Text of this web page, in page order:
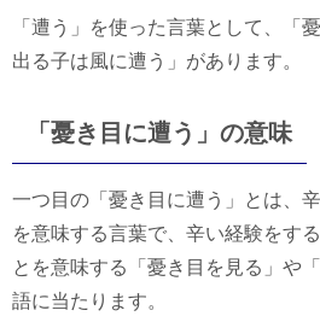
「遭う」を使った言葉として、「
出る子は風に遭う」があります。
「憂き目に遭う」の意味
一つ目の「憂き目に遭う」とは、
を意味する言葉で、辛い経験をす
とを意味する「憂き目を見る」や
語に当たります。